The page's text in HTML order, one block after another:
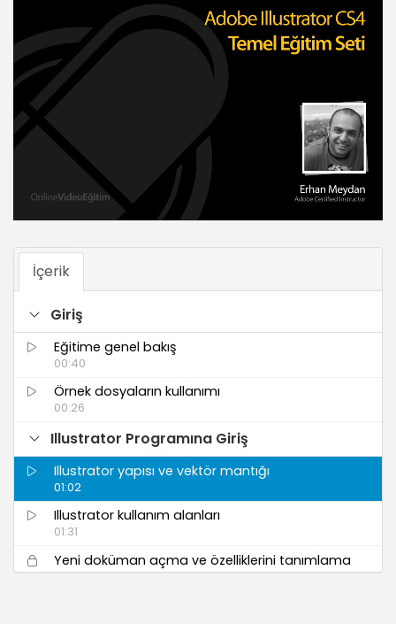
İçerik
Giriş
Eğitime genel bakış
00:40
Örnek dosyaların kullanımı
00:26
Illustrator Programına Giriş
Illustrator yapısı ve vektör mantığı
01:02
Illustrator kullanım alanları
01:31
Yeni doküman açma ve özelliklerini tanımlama
06:24